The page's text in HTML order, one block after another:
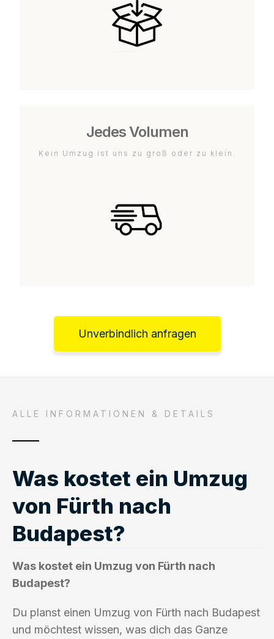
Jedes Volumen
Kein Umzug ist uns zu groß oder zu klein.
Unverbindlich anfragen
ALLE INFORMATIONEN & DETAILS
Was kostet ein Umzug
von Fürth nach
Budapest?
Was kostet ein Umzug von Fürth nach
Budapest?
Du planst einen Umzug von Fürth nach Budapest
und möchtest wissen, was dich das Ganze